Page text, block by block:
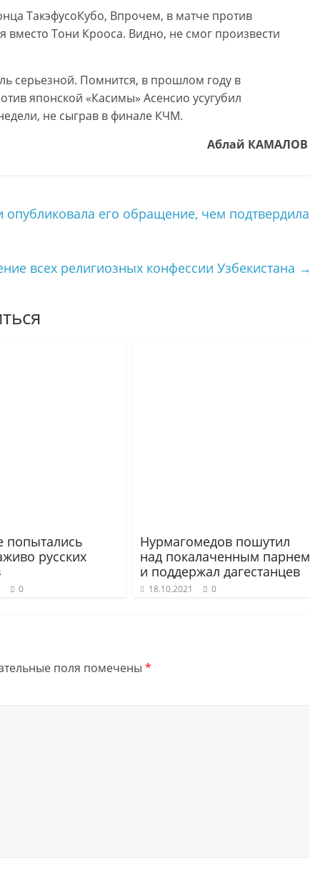
ТакэфусоКубо, Впрочем, в матче против
Тони Крооса. Видно, не смог произвести
серьезной. Помнится, в прошлом году в
японской «Касимы» Асенсио усугубил
не сыграв в финале КЧМ.
Аблай КАМАЛОВ
опубликовала его обращение, чем подтвердила
всех религиозных конфессии Узбекистана →
попытались
русских
0
Нурмагомедов пошутил
над покалаченным парнем
и поддержал дагестанцев
18.10.2021 0
поля помечены *